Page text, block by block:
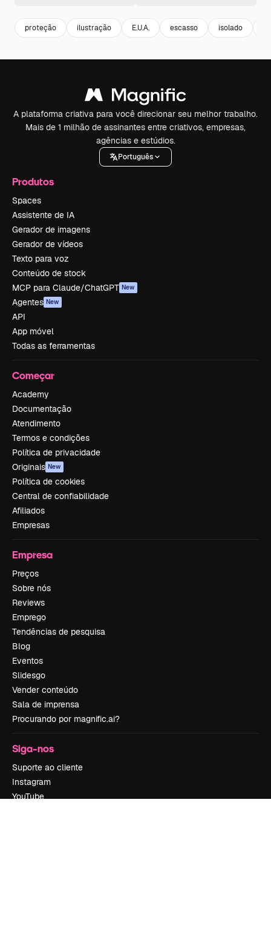
proteção ilustração E.U.A. escasso isolado
A plataforma criativa para você direcionar seu melhor trabalho.
Mais de 1 milhão de assinantes entre criativos, empresas,
agências e estúdios.
Português
Produtos
Spaces
Assistente de IA
Gerador de imagens
Gerador de vídeos
Texto para voz
Conteúdo de stock
MCP para Claude/ChatGPT New
Agentes New
API
App móvel
Todas as ferramentas
Começar
Academy
Documentação
Atendimento
Termos e condições
Política de privacidade
Originais New
Política de cookies
Central de confiabilidade
Afiliados
Empresas
Empresa
Preços
Sobre nós
Reviews
Emprego
Tendências de pesquisa
Blog
Eventos
Slidesgo
Vender conteúdo
Sala de imprensa
Procurando por magnific.ai?
Siga-nos
Suporte ao cliente
Instagram
YouTube